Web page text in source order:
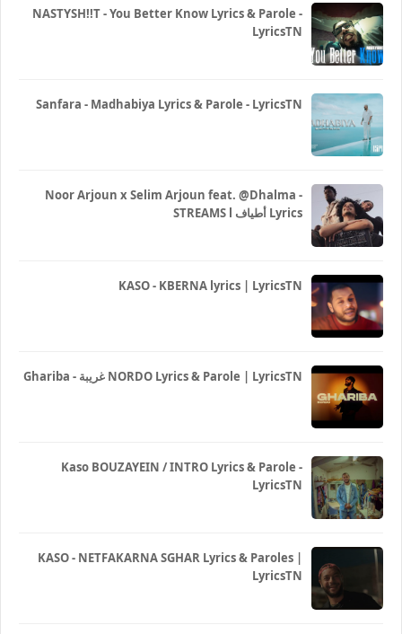
NASTYSH!!T - You Better Know Lyrics & Parole -
LyricsTN
Sanfara - Madhabiya Lyrics & Parole - LyricsTN
Noor Arjoun x Selim Arjoun feat. @Dhalma -
STREAMS l أطياف Lyrics
KASO - KBERNA lyrics | LyricsTN
Ghariba - غريبة NORDO Lyrics & Parole | LyricsTN
Kaso BOUZAYEIN / INTRO Lyrics & Parole -
LyricsTN
KASO - NETFAKARNA SGHAR Lyrics & Paroles |
LyricsTN